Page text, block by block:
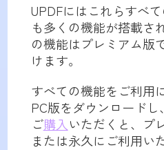
UPDFにはこれらすべ
も多くの機能が搭載さ
の機能はプレミアム版
けます。
すべての機能をご利用
PC版をダウンロードし
ご購入 いただくと、プ
または永久にご利用い